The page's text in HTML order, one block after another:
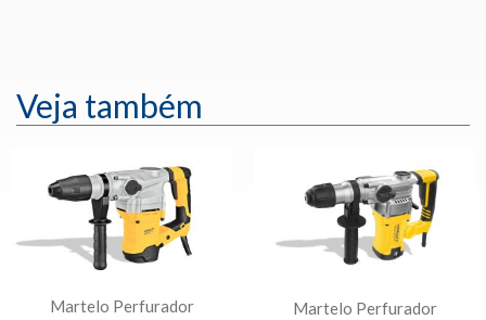
Veja também
Martelo Perfurador
Martelo Perfurador